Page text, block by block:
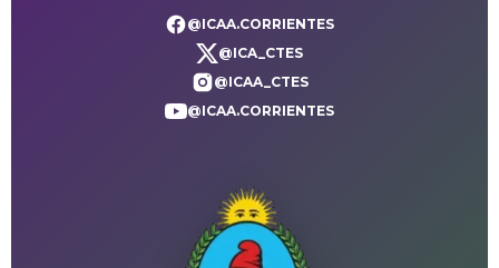
@ICAA.CORRIENTES
@ICA_CTES
@ICAA_CTES
@ICAA.CORRIENTES